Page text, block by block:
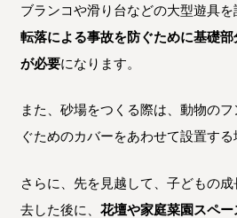
ブランコや滑り台などの大型遊具を
転落による事故を防ぐために基礎
が必要になります。
また、砂場をつくる際は、動物の
ぐためのカバーをあわせて設置する
さらに、先を見越して、子どもの
去した後に、 花壇や家庭菜園スペ